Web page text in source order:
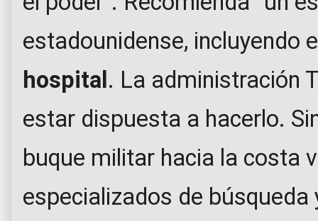
estadounidense, incluyendo
hospital . La administración
estar dispuesta a hacerlo.
buque militar hacia la costa
especializados de